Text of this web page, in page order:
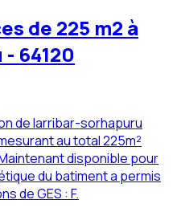
de 225 m2 à
64120
de larribar-sorhapuru
au total 225m²
disponible pour
du batiment a permis
de GES : F.